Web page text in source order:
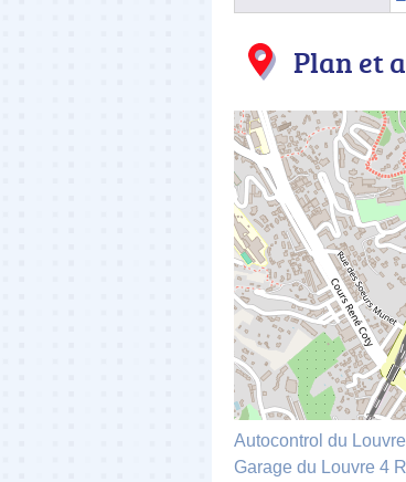
Plan et
Autocontrol du Louvre
Garage du Louvre 4